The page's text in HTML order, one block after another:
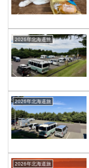
2026年北海道旅
2026年北海道旅
2026年北海道旅